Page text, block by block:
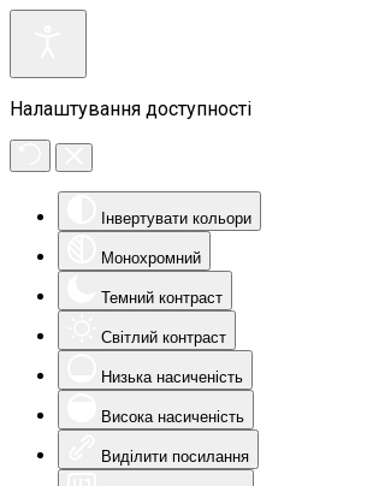
Налаштування доступності
Інвертувати кольори
Монохромний
Темний контраст
Світлий контраст
Низька насиченість
Висока насиченість
Виділити посилання